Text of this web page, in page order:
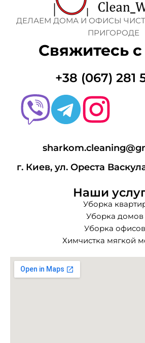
ДЕЛАЕМ ДОМА И ОФИСЫ
ПРИГОРОДЕ
Свяжитесь
+38 (067) 281
г. Киев, ул. Ореста
Наши
Уборка
Уборка домов
Уборка офисов
Химчистка мягкой